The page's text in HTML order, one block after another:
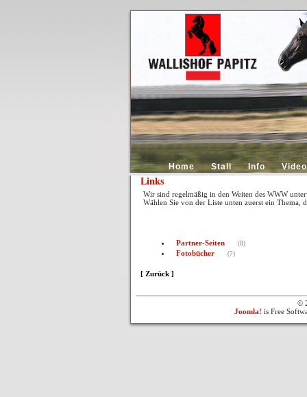
Home Stall Info Video
Links
Wir sind regelmäßig in den Weiten des WWW
Wählen Sie von der Liste unten zuerst ein Thema,
Partner-Seiten (8)
Fotobücher (7)
[ Zurück ]
©
Joomla! is Free